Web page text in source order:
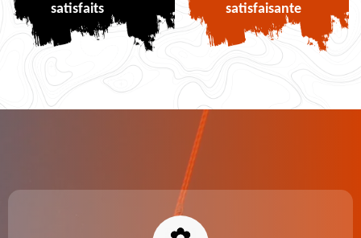
satisfaits
satisfaisante